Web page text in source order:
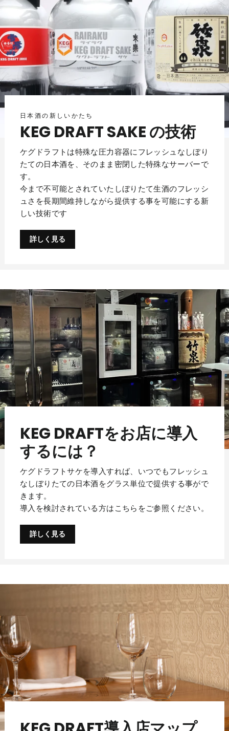
日本酒の新しいかたち
KEG DRAFT SAKE の技術
ケグドラフトは特殊な圧力容器にフレッシュなしぼり
たての日本酒を、そのまま密閉した特殊なサーバーで
す。
今まで不可能とされていたしぼりたて生酒のフレッシ
ュさを長期間維持しながら提供する事を可能にする新
しい技術です
詳しく見る
KEG DRAFTをお店に導入
するには？
ケグドラフトサケを導入すれば、いつでもフレッシュ
なしぼりたての日本酒をグラス単位で提供する事がで
きます。
導入を検討されている方はこちらをご参照ください。
詳しく見る